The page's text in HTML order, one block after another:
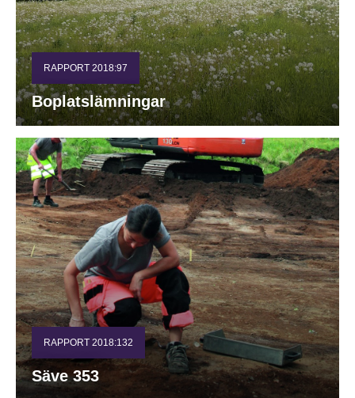
RAPPORT 2018:97
Boplatslämningar
RAPPORT 2018:132
Säve 353